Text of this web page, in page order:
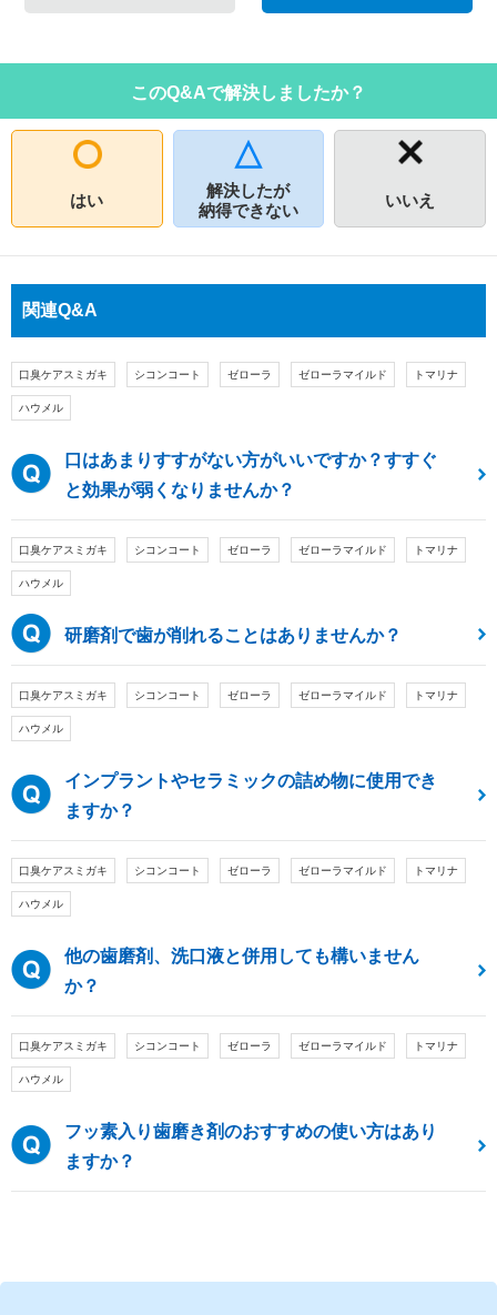
このQ&Aで解決しましたか？
はい
解決したが
納得できない
いいえ
関連Q&A
口臭ケアスミガキ シコンコート ゼローラ ゼローラマイルド トマリナ
ハウメル
口はあまりすすがない方がいいですか？すすぐ
と効果が弱くなりませんか？
口臭ケアスミガキ シコンコート ゼローラ ゼローラマイルド トマリナ
ハウメル
研磨剤で歯が削れることはありませんか？
口臭ケアスミガキ シコンコート ゼローラ ゼローラマイルド トマリナ
ハウメル
インプラントやセラミックの詰め物に使用でき
ますか？
口臭ケアスミガキ シコンコート ゼローラ ゼローラマイルド トマリナ
ハウメル
他の歯磨剤、洗口液と併用しても構いません
か？
口臭ケアスミガキ シコンコート ゼローラ ゼローラマイルド トマリナ
ハウメル
フッ素入り歯磨き剤のおすすめの使い方はあり
ますか？